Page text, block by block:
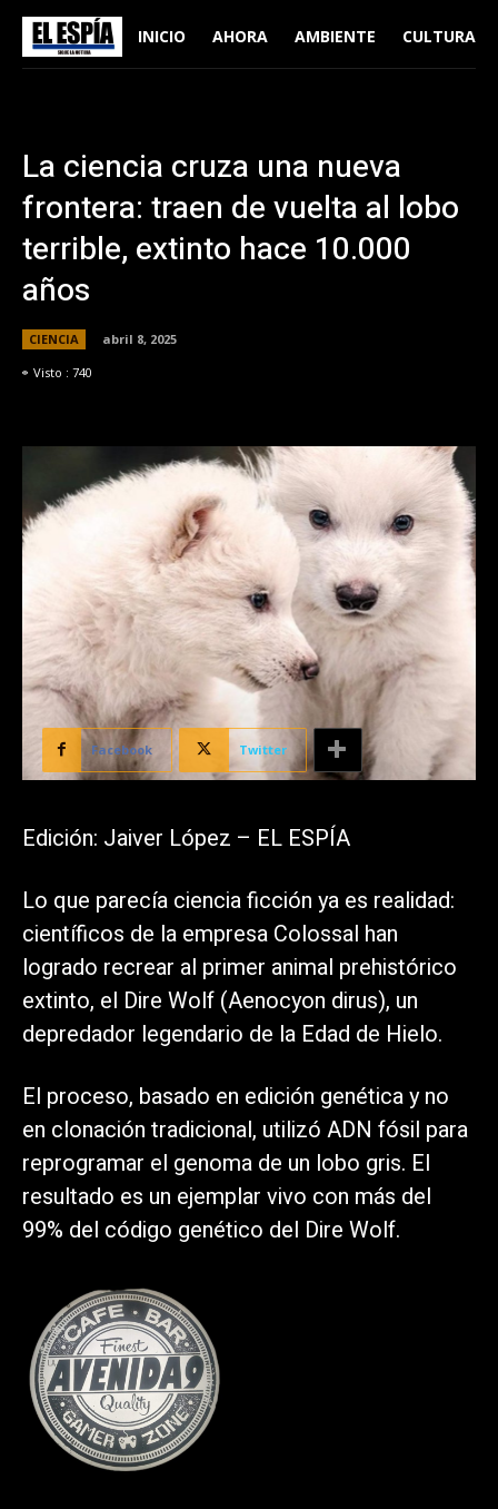
INICIO AHORA AMBIENTE CULTURA
La ciencia cruza una nueva
frontera: traen de vuelta al lobo
terrible, extinto hace 10.000
años
CIENCIA
abril 8, 2025
Visto : 740
Facebook Twitter
Edición: Jaiver López – EL ESPÍA
Lo que parecía ciencia ficción ya es realidad:
científicos de la empresa Colossal han
logrado recrear al primer animal prehistórico
extinto, el Dire Wolf (Aenocyon dirus), un
depredador legendario de la Edad de Hielo.
El proceso, basado en edición genética y no
en clonación tradicional, utilizó ADN fósil para
reprogramar el genoma de un lobo gris. El
resultado es un ejemplar vivo con más del
99% del código genético del Dire Wolf.